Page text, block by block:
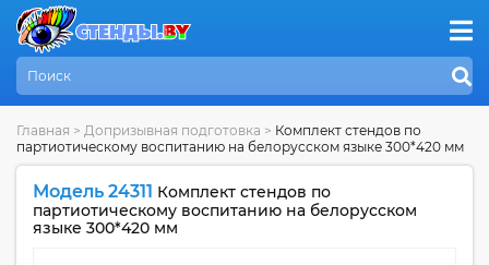
Главная > Допризывная подготовка > Комплект стендов по
партиотическому воспитанию на белорусском языке 300*420 мм
Модель 24311 Комплект стендов по
партиотическому воспитанию на белорусском
языке 300*420 мм